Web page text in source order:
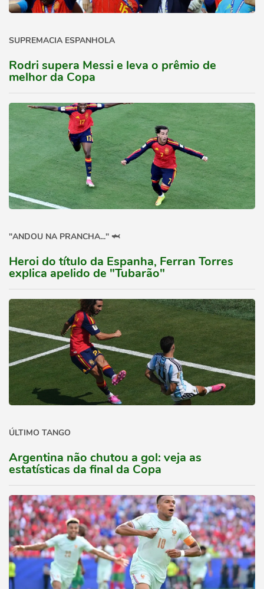
SUPREMACIA ESPANHOLA
Rodri supera Messi e leva o prêmio de
melhor da Copa
"ANDOU NA PRANCHA..." 🦈
Heroi do título da Espanha, Ferran Torres
explica apelido de "Tubarão"
ÚLTIMO TANGO
Argentina não chutou a gol: veja as
estatísticas da final da Copa